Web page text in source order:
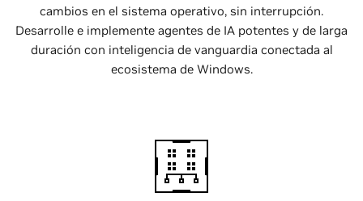
cambios en el sistema operativo, sin interrupción.
Desarrolle e implemente agentes de IA potentes y de larga
duración con inteligencia de vanguardia conectada al
ecosistema de Windows.